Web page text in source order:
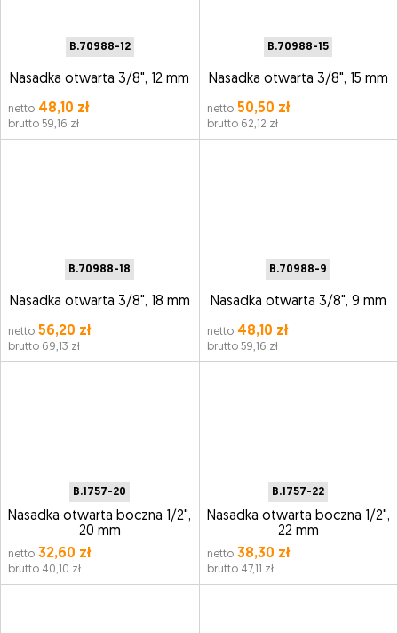
B.70988-12
Nasadka otwarta 3/8", 12 mm
netto 48,10 zł
brutto 59,16 zł
B.70988-15
Nasadka otwarta 3/8", 15 mm
netto50,50 zł
brutto 62,12 zł
B.70988-18
Nasadka otwarta 3/8", 18 mm
netto 56,20 zł
brutto 69,13 zł
B.70988-9
Nasadka otwarta 3/8", 9 mm
netto48,10 zł
brutto 59,16 zł
B.1757-20
Nasadka otwarta boczna 1/2",
20 mm
netto 32,60 zł
brutto 40,10 zł
B.1757-22
Nasadka otwarta boczna 1/2",
22 mm
netto38,30 zł
brutto 47,11 zł